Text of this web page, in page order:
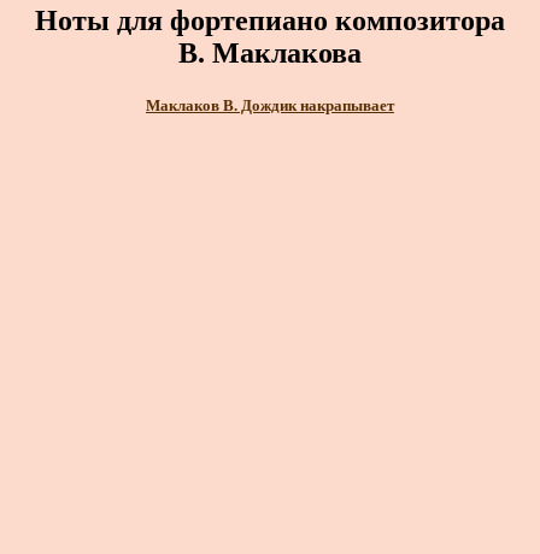
Ноты для фортепиано композитора
В. Маклакова
Маклаков В. Дождик накрапывает